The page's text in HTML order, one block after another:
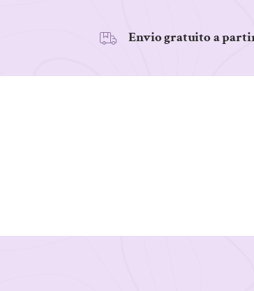
Envio gratuito a